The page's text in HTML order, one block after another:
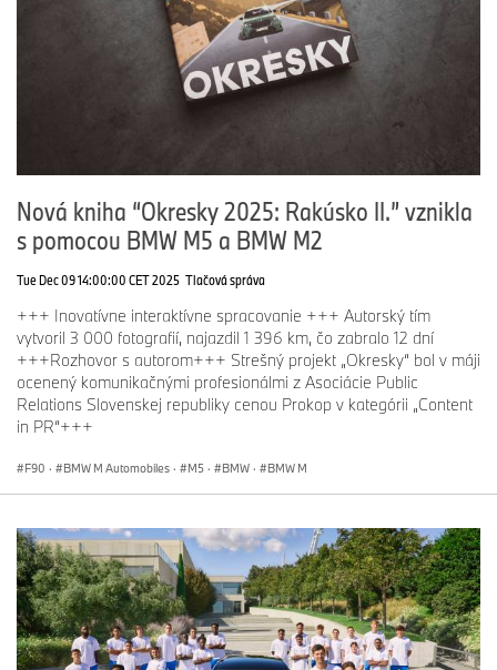
Nová kniha “Okresky 2025: Rakúsko II.” vznikla
s pomocou BMW M5 a BMW M2
Tue Dec 09 14:00:00 CET 2025 Tlačová správa
+++ Inovatívne interaktívne spracovanie +++ Autorský tím
vytvoril 3 000 fotografií, najazdil 1 396 km, čo zabralo 12 dní
+++Rozhovor s autorom+++ Strešný projekt „Okresky“ bol v máji
ocenený komunikačnými profesionálmi z Asociácie Public
Relations Slovenskej republiky cenou Prokop v kategórii „Content
in PR“+++
F90 · BMW M Automobiles · M5 · BMW · BMW M